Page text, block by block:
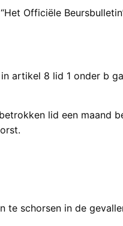
Officiële
artikel 8 lid 1 onder b
lid een maand
te schorsen in de